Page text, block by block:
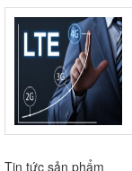
Tin tức sản phẩm